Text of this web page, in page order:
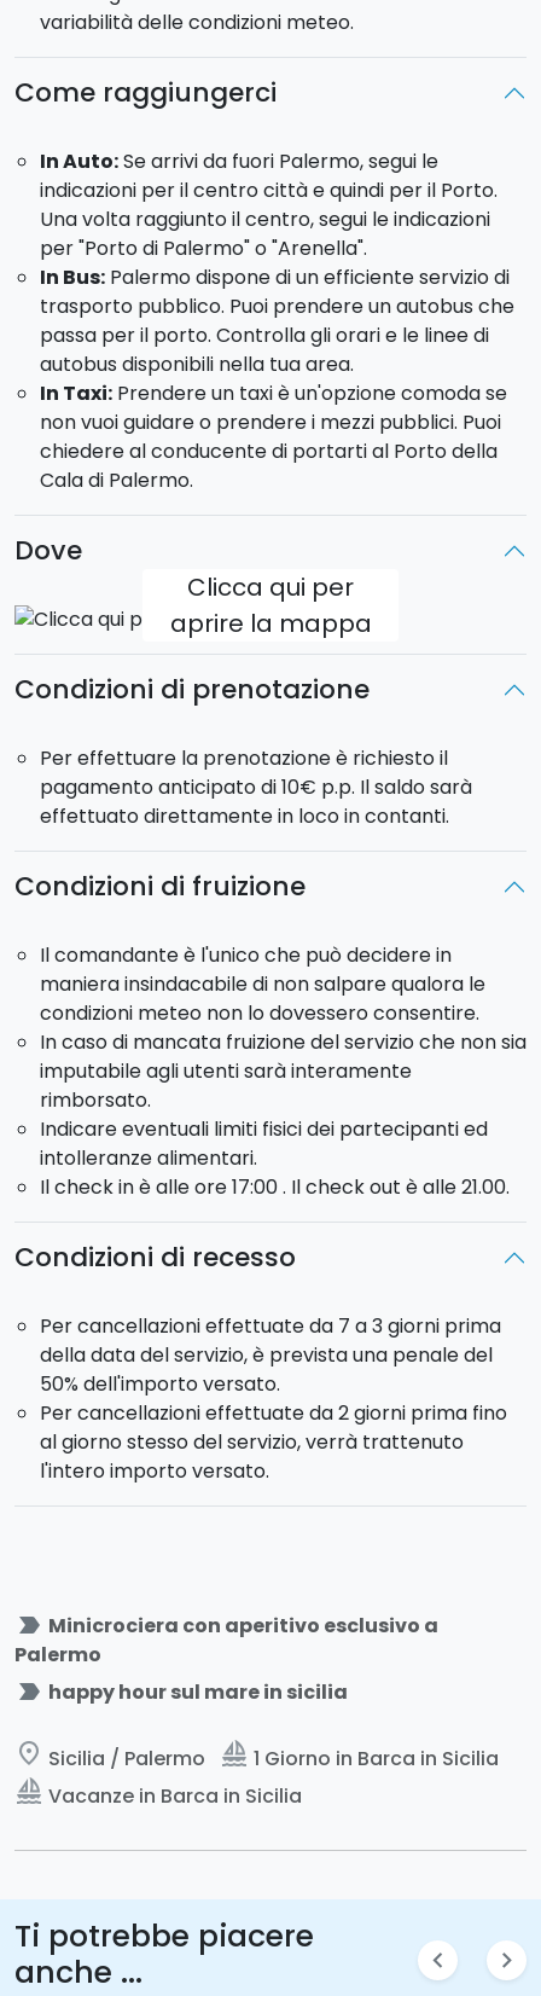
variabilità delle condizioni meteo.
Come raggiungerci
In Auto:Se arrivi da fuori Palermo, segui le
indicazioni per il centro città e quindi per il Porto.
Una volta raggiunto il centro, segui le indicazioni
per "Porto di Palermo" o "Arenella".
In Bus:Palermo dispone di un efficiente servizio di
trasporto pubblico. Puoi prendere un autobus che
passa per il porto. Controlla gli orari e le linee di
autobus disponibili nella tua area.
In Taxi:Prendere un taxi è un'opzione comoda se
non vuoi guidare o prendere i mezzi pubblici. Puoi
chiedere al conducente di portarti al Porto della
Cala di Palermo.
Dove
Clicca qui per
aprire la mappa
Condizioni di prenotazione
Per effettuare la prenotazione è richiesto il
pagamento anticipato di 10€ p.p. Il saldo sarà
effettuato direttamente in loco in contanti.
Condizioni di fruizione
Il comandante è l'unico che può decidere in
maniera insindacabile di non salpare qualora le
condizioni meteo non lo dovessero consentire.
In caso di mancata fruizione del servizio che non sia
imputabile agli utenti sarà interamente
rimborsato.
Indicare eventuali limiti fisici dei partecipanti ed
intolleranze alimentari.
Il check in è alle ore 17:00 . Il check out è alle 21.00.
Condizioni di recesso
Per cancellazioni effettuate da 7 a 3 giorni prima
della data del servizio, è prevista una penale del
50% dell'importo versato.
Per cancellazioni effettuate da 2 giorni prima fino
al giorno stesso del servizio, verrà trattenuto
l'intero importo versato.
label_important Minicrociera con aperitivo esclusivo a
Palermo
label_important happy hour sul mare in sicilia
place Sicilia / Palermo sailing 1 Giorno in Barca in Sicilia
sailing Vacanze in Barca in Sicilia
Ti potrebbe piacere
anche ...
chevron_left chevron_right